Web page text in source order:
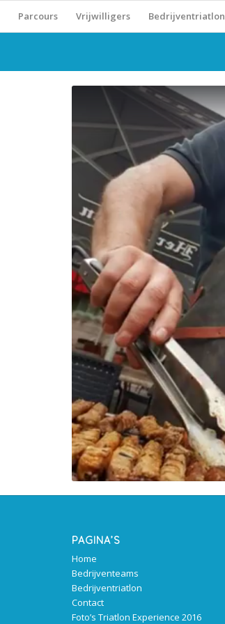
Parcours Vrijwilligers Bedrijventriatlon
PAGINA’S
Home
Bedrijventeams
Bedrijventriatlon
Contact
Foto’s Triatlon Experience 2016